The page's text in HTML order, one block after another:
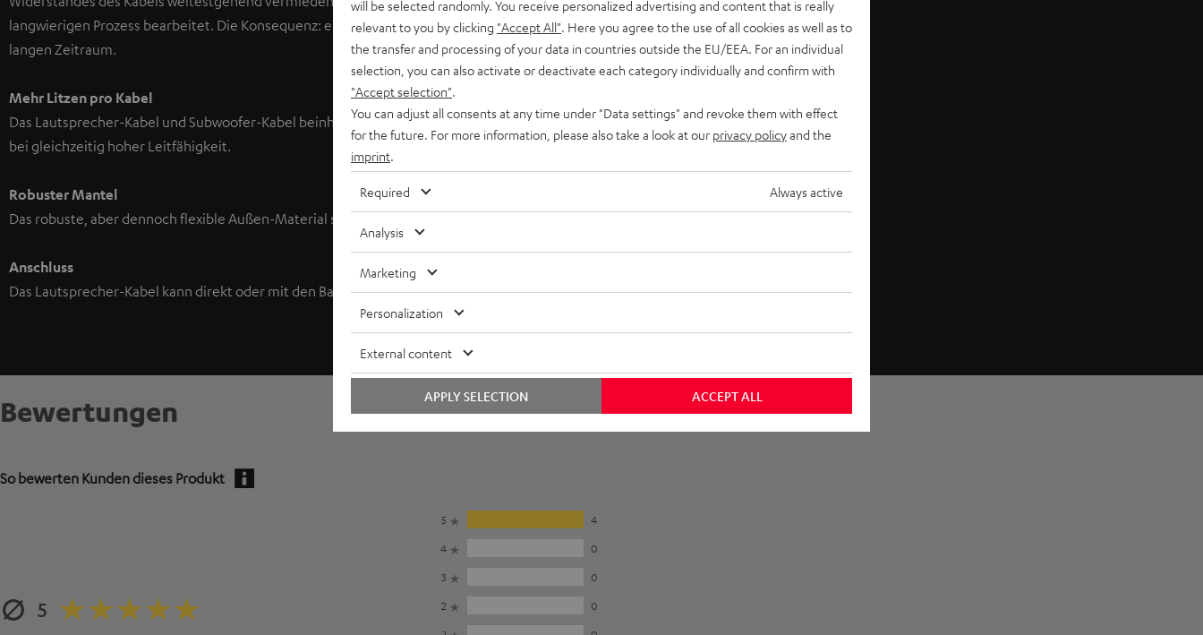
langwierigen Prozess bearbeitet. Die Konsequenz: eine originalgetreue, verfärbungsfreie Klangqualität über einen sehr
langen Zeitraum.
Mehr Litzen pro Kabel
Das Lautsprecher-Kabel und Subwoofer-Kabel beinhaltet besonders viele Litzen pro Ader. Das bewirkt eine gute Flexibilität
bei gleichzeitig hoher Leitfähigkeit.
Robuster Mantel
Das robuste, aber dennoch flexible Außen-Material schützt das aufwendige Innenleben. Der Pluspol ist gekennzeichnet.
Anschluss
Das Lautsprecher-Kabel kann direkt oder mit den Bananensteckern an Verstärker bzw. Lautsprecher angeschlossen werden.
Bewertungen
So bewerten Kunden dieses Produkt
5
5
4
4
0
3
0
2
0
will be selected randomly. You receive personalized advertising and content that is really
relevant to you by clicking "Accept All" . Here you agree to the use of all cookies as well as to
the transfer and processing of your data in countries outside the EU/EEA. For an individual
selection, you can also activate or deactivate each category individually and confirm with
"Accept selection"
You can adjust all consents at any time under "Data settings" and revoke them with effect
for the future. For more information, please also take a look at our privacy policyand the
imprint
Required Always active
Analysis
Marketing
Personalization
External content
ACCEPT ALL
APPLY SELECTION